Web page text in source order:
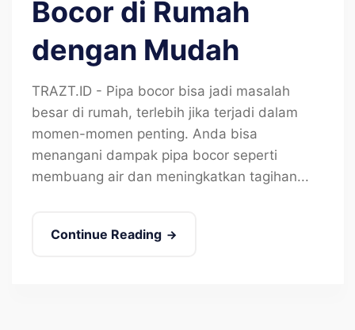
Bocor di Rumah
dengan Mudah
TRAZT.ID - Pipa bocor bisa jadi masalah
besar di rumah, terlebih jika terjadi dalam
momen-momen penting. Anda bisa
menangani dampak pipa bocor seperti
membuang air dan meningkatkan tagihan...
Continue Reading